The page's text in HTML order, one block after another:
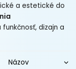
a estetické do
dizajn a